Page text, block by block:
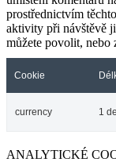
prostřednictvím
aktivity při návštěvě
můžete povolit, nebo
Cookie
currency 1
ANALYTICKÉ